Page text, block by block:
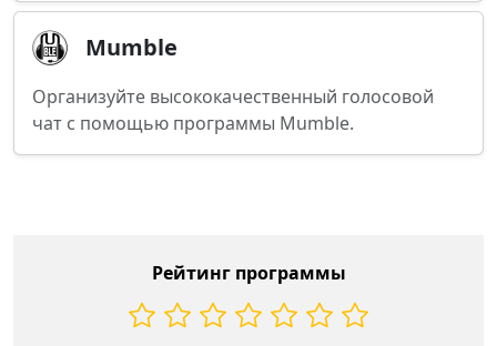
Mumble
Организуйте высококачественный голосовой
чат с помощью программы Mumble.
Рейтинг программы